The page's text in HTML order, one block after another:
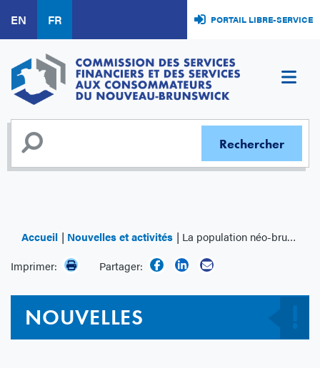
au
contenu
principal
EN FR PORTAIL LIBRE-SERVICE
Accueil Nouvelles et activités
La population néo-brunswickoise est incitée à vérifier les permis des prêteurs sur salaire
Imprimer:
Partager:
NOUVELLES